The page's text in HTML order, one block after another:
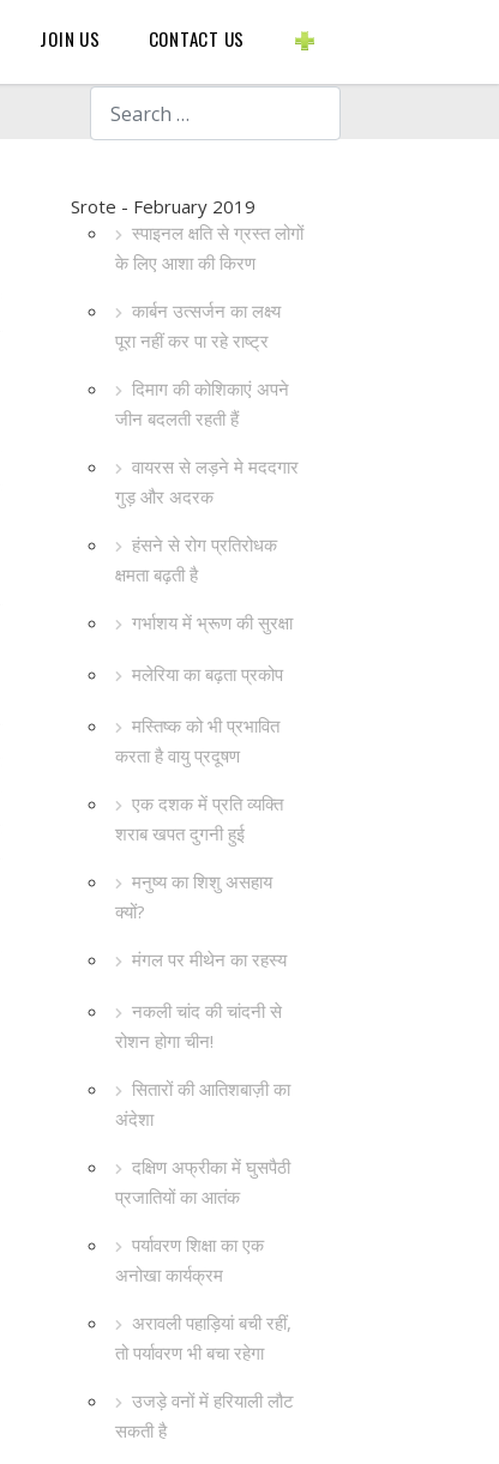
Search
JOIN US CONTACT US
Srote - February 2019
स्पाइनल क्षति से ग्रस्त लोगों
के लिए आशा की किरण
कार्बन उत्सर्जन का लक्ष्य
पूरा नहीं कर पा रहे राष्ट्र
दिमाग की कोशिकाएं अपने
जीन बदलती रहती हैं
वायरस से लड़ने मे मददगार
गुड़ और अदरक
हंसने से रोग प्रतिरोधक
क्षमता बढ़ती है
गर्भाशय में भ्रूण की सुरक्षा
मलेरिया का बढ़ता प्रकोप
मस्तिष्क को भी प्रभावित
करता है वायु प्रदूषण
एक दशक में प्रति व्यक्ति
शराब खपत दुगनी हुई
मनुष्य का शिशु असहाय
क्यों?
मंगल पर मीथेन का रहस्य
नकली चांद की चांदनी से
रोशन होगा चीन!
सितारों की आतिशबाज़ी का
अंदेशा
दक्षिण अफ्रीका में घुसपैठी
प्रजातियों का आतंक
पर्यावरण शिक्षा का एक
अनोखा कार्यक्रम
अरावली पहाड़ियां बची रहीं,
तो पर्यावरण भी बचा रहेगा
उजड़े वनों में हरियाली लौट
सकती है